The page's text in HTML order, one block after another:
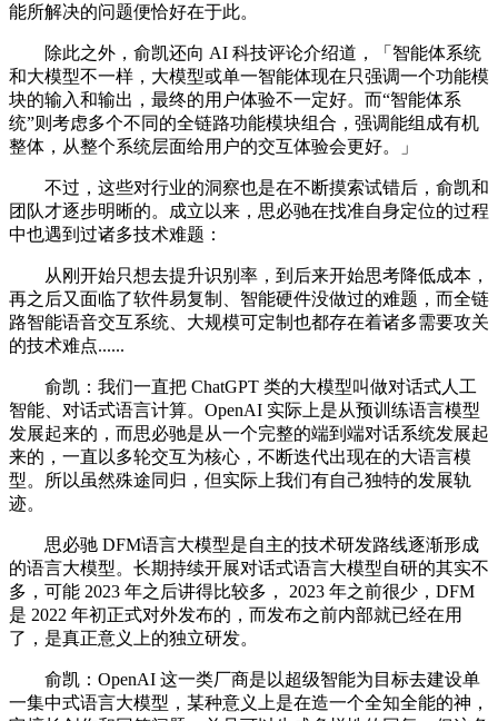
能所解决的问题便恰好在于此。
除此之外，俞凯还向 AI 科技评论介绍道，「智能体系统
和大模型不一样，大模型或单一智能体现在只强调一个功能模
块的输入和输出，最终的用户体验不一定好。而“智能体系
统”则考虑多个不同的全链路功能模块组合，强调能组成有机
整体，从整个系统层面给用户的交互体验会更好。」
不过，这些对行业的洞察也是在不断摸索试错后，俞凯和
团队才逐步明晰的。成立以来，思必驰在找准自身定位的过程
中也遇到过诸多技术难题：
从刚开始只想去提升识别率，到后来开始思考降低成本，
再之后又面临了软件易复制、智能硬件没做过的难题，而全链
路智能语音交互系统、大规模可定制也都存在着诸多需要攻关
的技术难点......
俞凯：我们一直把 ChatGPT 类的大模型叫做对话式人工
智能、对话式语言计算。OpenAI 实际上是从预训练语言模型
发展起来的，而思必驰是从一个完整的端到端对话系统发展起
来的，一直以多轮交互为核心，不断迭代出现在的大语言模
型。所以虽然殊途同归，但实际上我们有自己独特的发展轨
迹。
思必驰 DFM语言大模型是自主的技术研发路线逐渐形成
的语言大模型。长期持续开展对话式语言大模型自研的其实不
多，可能 2023 年之后讲得比较多， 2023 年之前很少，DFM
是 2022 年初正式对外发布的，而发布之前内部就已经在用
了，是真正意义上的独立研发。
俞凯：OpenAI 这一类厂商是以超级智能为目标去建设单
一集中式语言大模型，某种意义上是在造一个全知全能的神，